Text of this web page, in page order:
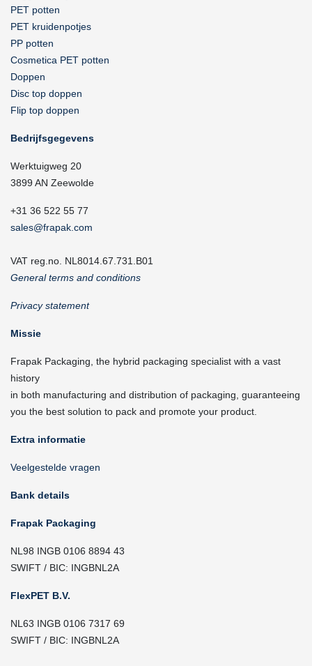
PET potten
PET kruidenpotjes
PP potten
Cosmetica PET potten
Doppen
Disc top doppen
Flip top doppen
Bedrijfsgegevens
Werktuigweg 20
3899 AN Zeewolde
+31 36 522 55 77
sales@frapak.com
VAT reg.no. NL8014.67.731.B01
General terms and conditions
Privacy statement
Missie
Frapak Packaging, the hybrid packaging specialist with a vast
history
in both manufacturing and distribution of packaging, guaranteeing
you the best solution to pack and promote your product.
Extra informatie
Veelgestelde vragen
Bank details
Frapak Packaging
NL98 INGB 0106 8894 43
SWIFT / BIC: INGBNL2A
FlexPET B.V.
NL63 INGB 0106 7317 69
SWIFT / BIC: INGBNL2A